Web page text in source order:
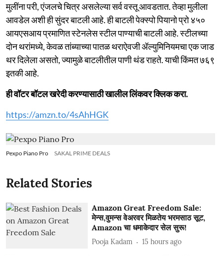
मुलींना परी, एंजलचे चित्र असलेल्या सर्व वस्तू आवडतात. तेव्हा मुलीला
आवडेल अशी ही सुंदर बाटली आहे. ही बाटली पेक्स्पो पियानो प्रो ४५०
आयएसआय प्रमाणित स्टेनलेस स्टील पाण्याची बाटली आहे. स्टीलच्या
दोन थरांमध्ये, केवळ तांब्याच्या पातळ थराऐवजी ॲल्युमिनियमचा एक जाड
थर दिलेला असतो, ज्यामुळे बाटलीतील पाणी थंड राहते. याची किंमत ७६९
इतकी आहे.
ही वॉटर बॉटल खरेदी करण्यासाठी खालील लिंकवर क्लिक करा.
https://amzn.to/4sAhHGK
Pexpo Piano Pro SAKAL PRIME DEALS
Related Stories
Amazon Great Freedom Sale:
मेन्स,वुमन्स वेअरवर मिळतेय भरमसाठ सूट,
Amazon चा धमाकेदार सेल सुरू!
Pooja Kadam 15 hours ago